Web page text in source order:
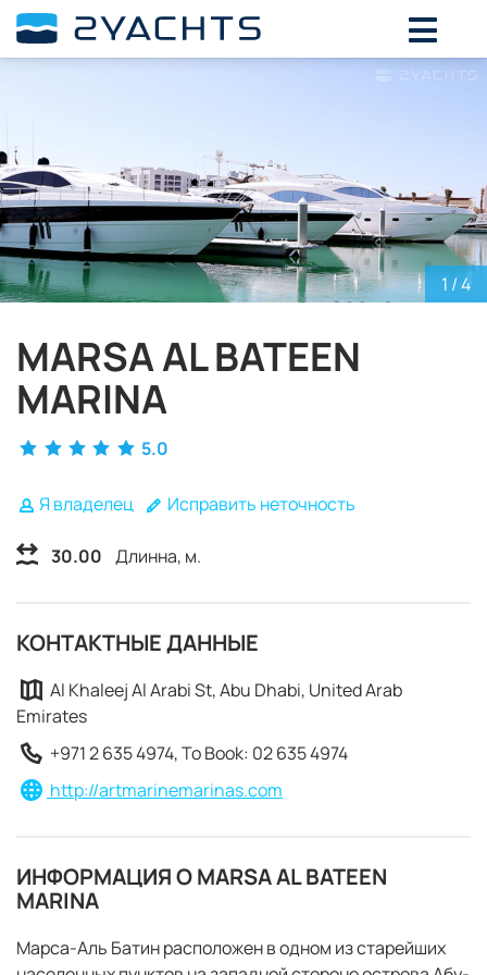
1 / 4
MARSA AL BATEEN
MARINA
5.0
Я владелец Исправить неточность
30.00 Длинна, м.
КОНТАКТНЫЕ ДАННЫЕ
Al Khaleej Al Arabi St, Abu Dhabi, United Arab
Emirates
+971 2 635 4974, To Book: 02 635 4974
http://artmarinemarinas.com
ИНФОРМАЦИЯ О MARSA AL BATEEN
MARINA
Марса-Аль Батин расположен в одном из старейших
ВЫБЕРИТЕ ДАТЫ ДЛЯ ОПРЕДЕЛЕНИЯ
СТОИМОСТИ
ПН ЧТ
27 28 29 30 31 1
2
3
4 5 6 7 8
9
10
11 12 13 14 15
16
17
18 20 21 22
31
1 2 3 4